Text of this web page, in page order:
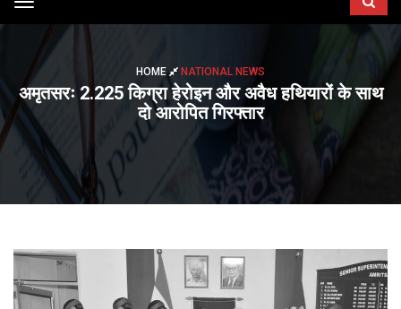
Toggle
navigation
HOME NATIONAL NEWS
अमृतसरः 2.225 किग्रा हेरोइन और अवैध हथियारों के साथ
दो आरोपित गिरफ्तार